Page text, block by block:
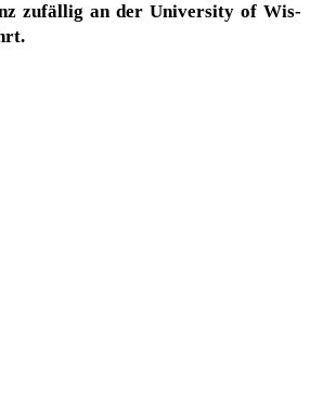
zufäl­lig an der Uni­ver­si­ty of Wis­